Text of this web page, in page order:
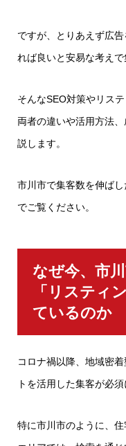
ですが、とりあえず広
れば良いと安易な考えで
そんなSEO対策やリス
両者の違いや活用方法
説します。
市川市で集客数を伸ば
でご覧ください。
なぜ今、市
「リスティ
ているのか
コロナ禍以降、地域密
トを活用した集客が必
特に市川市のように、